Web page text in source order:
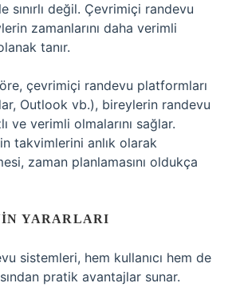
sınırlı değil. Çevrimiçi randevu
zamanlarını daha verimli
tanır.
çevrimiçi randevu platformları
Outlook vb.), bireylerin randevu
ve verimli olmalarını sağlar.
takvimlerini anlık olarak
zaman planlamasını oldukça
YARARLARI
sistemleri, hem kullanıcı hem de
pratik avantajlar sunar.